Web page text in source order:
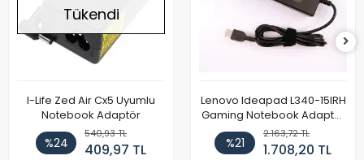
Tükendi
I-Life Zed Air Cx5 Uyumlu
Notebook Adaptör
%24
540,93 TL
409,97 TL
Lenovo Ideapad L340-15IRH
Gaming Notebook Adaptör
Cihazı Şarj Aleti (150W)
%21
2.163,72 TL
1.708,20 TL